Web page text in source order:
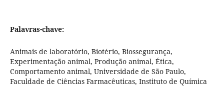
Palavras-chave:
Animais de laboratório, Biotério, Biossegurança,
Experimentação animal, Produção animal, Ética,
Comportamento animal, Universidade de São Paulo,
Faculdade de Ciências Farmacêuticas, Instituto de Química